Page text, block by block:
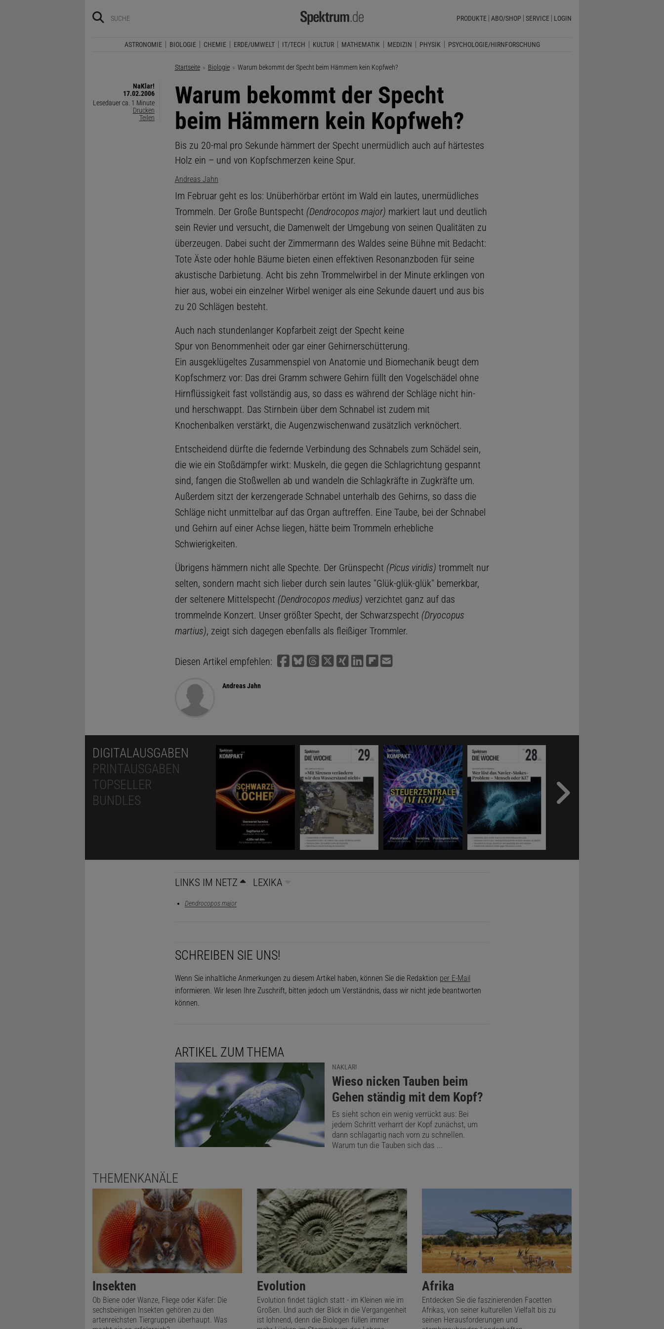
PRODUKTE ABO/SHOP SERVICE LOGIN
ASTRONOMIE BIOLOGIE CHEMIE ERDE/UMWELT IT/TECH KULTUR MATHEMATIK MEDIZIN PHYSIK PSYCHOLOGIE/HIRNFORSCHUNG
Startseite Biologie Aktuelle Seite:
Warum bekommt der Specht beim Hämmern kein Kopfweh?
NaKlar!
17.02.2006
Lesedauer ca. 1 Minute
Drucken
Teilen
Warum bekommt der Specht
beim Hämmern kein Kopfweh?
Bis zu 20-mal pro Sekunde hämmert der Specht unermüdlich auch auf härtestes
Holz ein – und von Kopfschmerzen keine Spur.
Andreas Jahn
Im Februar geht es los: Unüberhörbar ertönt im Wald ein lautes, unermüdliches
Trommeln. Der Große Buntspecht (Dendrocopos major) markiert laut und deutlich
sein Revier und versucht, die Damenwelt der Umgebung von seinen Qualitäten zu
überzeugen. Dabei sucht der Zimmermann des Waldes seine Bühne mit Bedacht:
Tote Äste oder hohle Bäume bieten einen effektiven Resonanzboden für seine
akustische Darbietung. Acht bis zehn Trommelwirbel in der Minute erklingen von
hier aus, wobei ein einzelner Wirbel weniger als eine Sekunde dauert und aus bis
zu 20 Schlägen besteht.
Auch nach stundenlanger Kopfarbeit zeigt der Specht keine
Spur von Benommenheit oder gar einer Gehirnerschütterung.
Ein ausgeklügeltes Zusammenspiel von Anatomie und Biomechanik beugt dem
Kopfschmerz vor: Das drei Gramm schwere Gehirn füllt den Vogelschädel ohne
Hirnflüssigkeit fast vollständig aus, so dass es während der Schläge nicht hin-
und herschwappt. Das Stirnbein über dem Schnabel ist zudem mit
Knochenbalken verstärkt, die Augenzwischenwand zusätzlich verknöchert.
Entscheidend dürfte die federnde Verbindung des Schnabels zum Schädel sein,
die wie ein Stoßdämpfer wirkt: Muskeln, die gegen die Schlagrichtung gespannt
sind, fangen die Stoßwellen ab und wandeln die Schlagkräfte in Zugkräfte um.
Außerdem sitzt der kerzengerade Schnabel unterhalb des Gehirns, so dass die
Schläge nicht unmittelbar auf das Organ auftreffen. Eine Taube, bei der Schnabel
und Gehirn auf einer Achse liegen, hätte beim Trommeln erhebliche
Schwierigkeiten.
Übrigens hämmern nicht alle Spechte. Der Grünspecht (Picus viridis) trommelt nur
selten, sondern macht sich lieber durch sein lautes "Glük-glük-glük" bemerkbar,
der seltenere Mittelspecht (Dendrocopos medius) verzichtet ganz auf das
trommelnde Konzert. Unser größter Specht, der Schwarzspecht (Dryocopus
martius), zeigt sich dagegen ebenfalls als fleißiger Trommler.
Diesen Artikel empfehlen:
Andreas Jahn
DIGITALAUSGABEN
PRINTAUSGABEN
TOPSELLER
BUNDLES
LINKS IM NETZ LEXIKA
Dendrocopos major
SCHREIBEN SIE UNS!
Wenn Sie inhaltliche Anmerkungen zu diesem Artikel haben, können Sie die Redaktion per E-Mail
informieren. Wir lesen Ihre Zuschrift, bitten jedoch um Verständnis, dass wir nicht jede beantworten
können.
ARTIKEL ZUM THEMA
NAKLAR!
:
Wieso nicken Tauben beim
Gehen ständig mit dem Kopf?
Es sieht schon ein wenig verrückt aus: Bei
jedem Schritt verharrt der Kopf zunächst, um
dann schlagartig nach vorn zu schnellen.
Warum tun die Tauben sich das ...
THEMENKANÄLE
Insekten
Ob Biene oder Wanze, Fliege oder Käfer: Die
sechsbeinigen Insekten gehören zu den
artenreichsten Tiergruppen überhaupt. Was
Evolution
Evolution findet täglich statt - im Kleinen wie im
Großen. Und auch der Blick in die Vergangenheit
ist lohnend, denn die Biologen füllen immer
Afrika
Entdecken Sie die faszinierenden Facetten
Afrikas, von seiner kulturellen Vielfalt bis zu
seinen Herausforderungen und